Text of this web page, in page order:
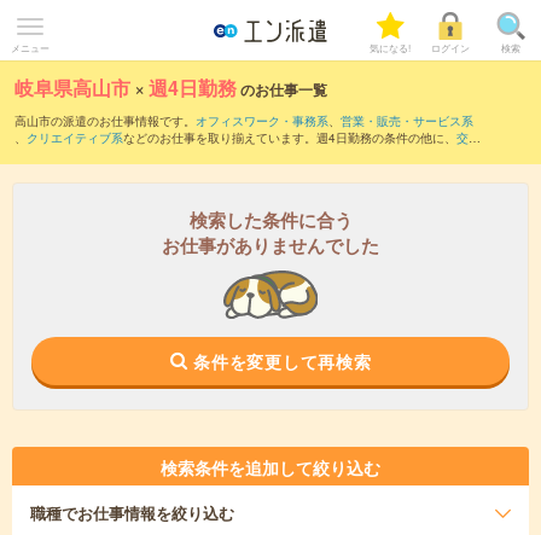
メニュー 気になる! ログイン 検索
岐阜県高山市 ×週4日勤務のお仕事一覧
高山市の派遣のお仕事情報です。 オフィスワーク・事務系、 営業・販売・サービス系
、 クリエイティブ系などのお仕事を取り揃えています。週4日勤務の条件の他に、 交通
検索した条件に合う
お仕事がありませんでした
条件を変更して再検索
検索条件を追加して絞り込む
職種でお仕事情報を絞り込む